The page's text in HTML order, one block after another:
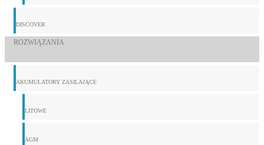
DISCOVER
ROZWIĄZANIA
AKUMULATORY ZASILAJĄCE
LITOWE
AGM